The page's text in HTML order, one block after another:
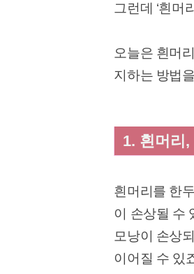
그런데 ‘흰머
오늘은 흰머
지하는 방법
1. 흰머리
흰머리를 한
이 손상될 수
모낭이 손상
이어질 수 있